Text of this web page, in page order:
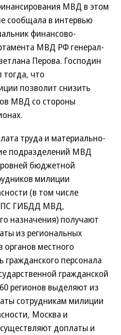
МВД в этом
сообщала в интервью
финансово-
МВД РФ генерал-
Перова. Господин
что
позволит снизить
МВД со стороны
труда и материально-
подразделений МВД
бюджетной
милиции
(в том числе
ГИБДД МВД,
назначения) получают
из региональных
местного
гражданского персонала
гражданской
регионов выделяют из
сотрудникам милиции
Москва и
доплаты и